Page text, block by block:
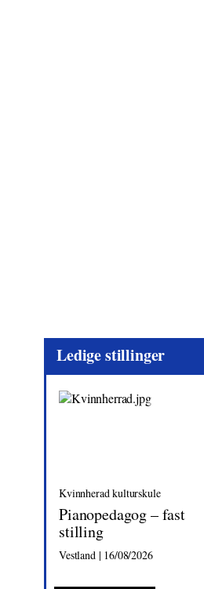
Ledige stillinger
Kvinnherad kulturskule
Pianopedagog – fast
stilling
Vestland | 16/08/2026